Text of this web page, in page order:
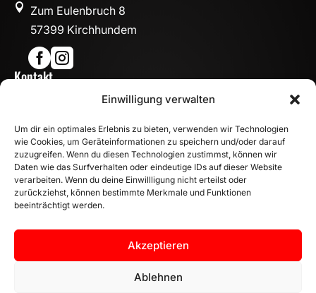
Einwilligung verwalten
Um dir ein optimales Erlebnis zu bieten, verwenden wir Technologien
wie Cookies, um Geräteinformationen zu speichern und/oder darauf
zuzugreifen. Wenn du diesen Technologien zustimmst, können wir
Daten wie das Surfverhalten oder eindeutige IDs auf dieser Website
verarbeiten. Wenn du deine Einwillligung nicht erteilst oder
zurückziehst, können bestimmte Merkmale und Funktionen
beeinträchtigt werden.
Akzeptieren
Ablehnen

Zum Eulenbruch 8
57399 Kirchhundem

Kontakt
info@mn-fahrzeugteile.de
 WhatsApp
Öffnungszeiten
 Mo - Fr: 8:00 – 17:00 Uhr
Sa: 10:00 – 14:00 Uhr
INFORMATION
Zahlungsarten
Versandinformationen
Widerrufsbelehrung